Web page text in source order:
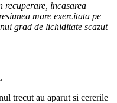
recuperare, incasarea
mare exercitata pe
grad de lichiditate scazut
trecut au aparut si cererile